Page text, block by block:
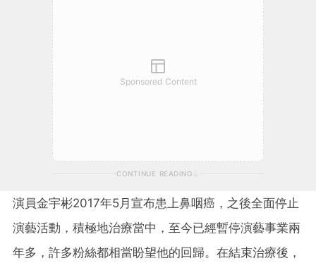
Sponsored Content
CONTINUE READING
演員金宇彬2017年5月宣布患上鼻咽癌，之後全面停止
演藝活動，積極地治療當中，至今已經暫停演藝事業兩
年多，許多粉絲都相當盼望他的回歸。在結束治療後，